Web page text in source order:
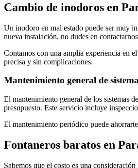
Cambio de inodoros en
Un inodoro en mal estado puede ser muy
nueva instalación, no dudes en
Contamos con una amplia experiencia en
precisa y sin complicaciones.
Mantenimiento general de
El mantenimiento general de los sistemas
presupuesto. Este servicio incluye
El mantenimiento periódico puede
Fontaneros baratos en
Sabemos que el costo es una